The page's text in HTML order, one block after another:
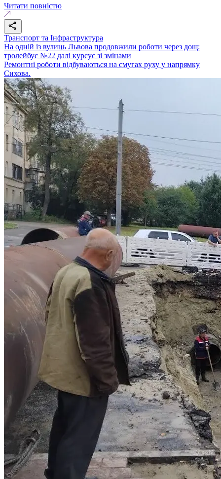
Читати повністю
Транспорт та Інфраструктура
На одній із вулиць Львова продовжили роботи через дощ:
тролейбус №22 далі курсує зі змінами
Ремонтні роботи відбуваються на смугах руху у напрямку
Сихова.